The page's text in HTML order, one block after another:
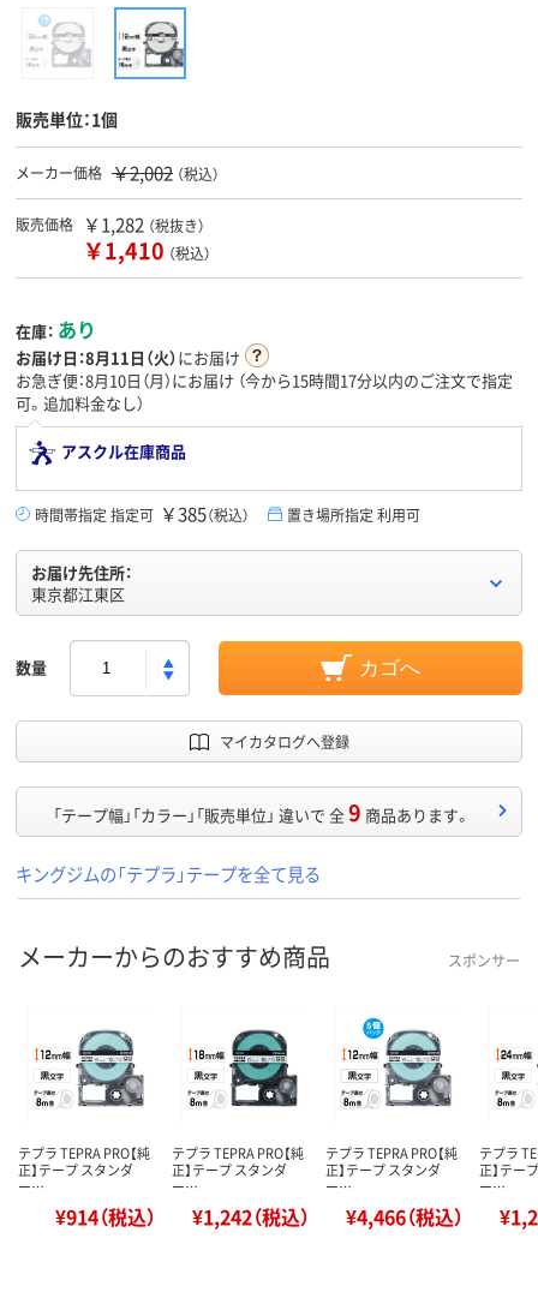
販売単位：1個
メーカー価格 ￥2,002 （税込）
販売価格 ￥1,282 （税抜き）
￥1,410 （税込）
在庫： あり
お届け日：8月11日（火）にお届け
お急ぎ便：8月10日（月）にお届け （今から15時間17分以内のご注文で指定
可。追加料金なし）
アスクル在庫商品
時間帯指定 指定可 ￥385（税込） 置き場所指定 利用可
お届け先住所：
東京都江東区
数量 カゴへ
マイカタログへ登録
「テープ幅」「カラー」「販売単位」 違いで 全9 商品あります。
キングジムの「テプラ」テープを全て見る
メーカーからのおすすめ商品 スポンサー
テプラ TEPRA PRO【純
正】テープ スタンダ
ー…
¥914（税込）
テプラ TEPRA PRO【純
正】テープ スタンダ
ー…
¥1,242（税込）
テプラ TEPRA PRO【純
正】テープ スタンダ
ー…
¥4,466（税込）
テプラ
正】テー
ー…